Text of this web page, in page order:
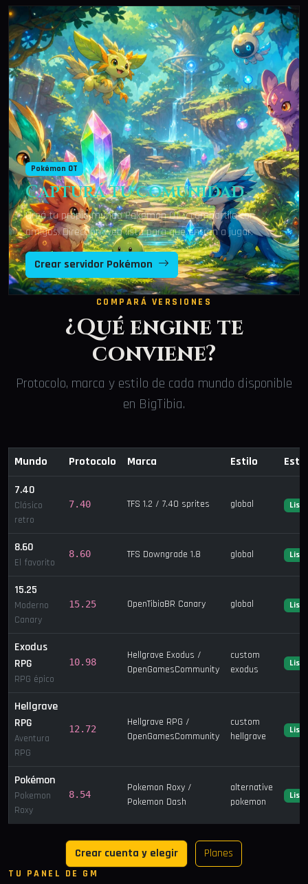
Pokémon OT
Capturá tu comunidad
Creá tu propio mundo Pokémon OT y compartilo con
amigos. Dirección web lista para que entren a jugar.
Crear servidor Pokémon
COMPARÁ VERSIONES
¿Qué engine te
conviene?
Protocolo, marca y estilo de cada mundo disponible
en BigTibia.
Mundo Protocolo Marca Estilo
7.40
Clásico
retro
7.40 TFS 1.2 / 7.40 sprites global Listo
8.60
El favorito
8.60 TFS Downgrade 1.8 global Listo
15.25
Moderno
Canary
15.25 OpenTibiaBR Canary global Listo
Exodus
RPG
RPG épico
10.98
Hellgrave Exodus /
OpenGamesCommunity
custom
exodus
Listo
Hellgrave
RPG
Aventura
RPG
12.72
Hellgrave RPG /
OpenGamesCommunity
custom
hellgrave
Listo
Pokémon
Pokemon
Roxy
8.54
Pokemon Roxy /
Pokemon Dash
alternative
pokemon
Listo
Crear cuenta y elegir Planes
TU PANEL DE GM